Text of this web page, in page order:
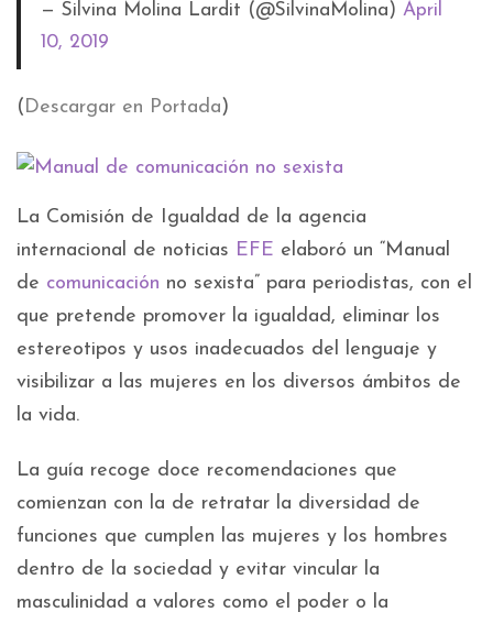
— Silvina Molina Lardit (@SilvinaMolina) April
10, 2019
( Descargar en Portada)
La Comisión de Igualdad de la agencia
internacional de noticias EFE elaboró un “Manual
de comunicación no sexista” para periodistas, con el
que pretende promover la igualdad, eliminar los
estereotipos y usos inadecuados del lenguaje y
visibilizar a las mujeres en los diversos ámbitos de
la vida.
La guía recoge doce recomendaciones que
comienzan con la de retratar la diversidad de
funciones que cumplen las mujeres y los hombres
dentro de la sociedad y evitar vincular la
masculinidad a valores como el poder o la